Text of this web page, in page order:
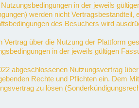
in der jeweils
werden nicht Vertragsbestandteil,
des Besuchers wird
über die Nutzung der Plattform
in der jeweils gültigen
abgeschlossenen Nutzungsvertrag
Rechte und Pflichten ein. Dem
zu lösen